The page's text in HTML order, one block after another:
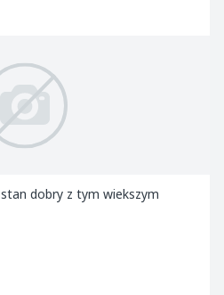
dobry z tym wiekszym